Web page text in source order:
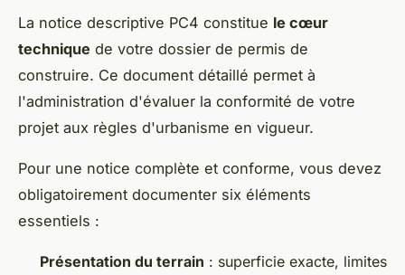
La notice descriptive PC4 constitue le cœur
technique de votre dossier de permis de
construire. Ce document détaillé permet à
l'administration d'évaluer la conformité de votre
projet aux règles d'urbanisme en vigueur.
Pour une notice complète et conforme, vous devez
obligatoirement documenter six éléments
essentiels :
Présentation du terrain : superficie exacte, limites